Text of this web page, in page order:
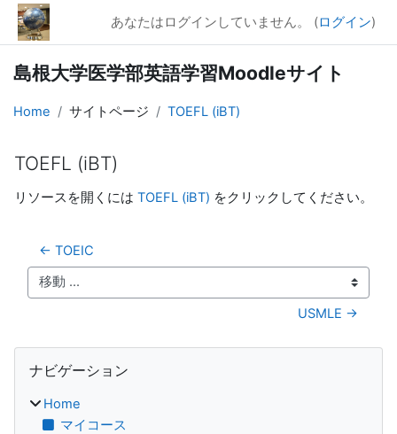
メインコンテンツへスキップする
あなたはログインしていません。 (ログイン)
島根大学医学部英語学習Moodleサイト
Home サイトページ TOEFL (iBT)
TOEFL (iBT)
完了要件
リソースを開くには TOEFL (iBT) をクリックしてください。
← TOEIC
移動 ...
USMLE →
ブロック
ナビゲーション
Home
マイコース